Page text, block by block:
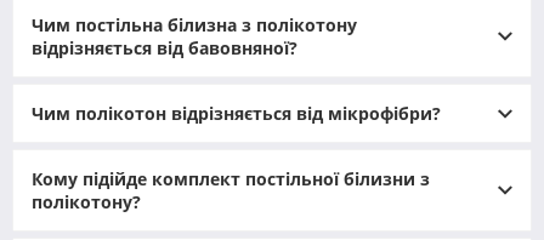
віддають перевагу таким виробам за їхню здатність
роками зберігати яскравість кольорів і форму навіть при
частих праннях. При цьому вартість полікотонової
бавовни, що робить її доступною для широкого кола
Варто детальніше розібратися, що являє собою тканина
полікотон і якими перевагами володіють комплекти,
Чим постільна білизна з полікотону
відрізняється від бавовняної?
Чим полікотон відрізняється від мікрофібри?
Кому підійде комплект постільної білизни з
полікотону?